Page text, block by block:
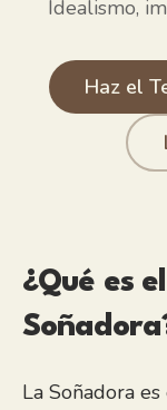
Visión creativa;
Esperanzada por
Vida de fantasía
Idealismo,
Haz el
¿Qué es
Soñadora
La Soñadora